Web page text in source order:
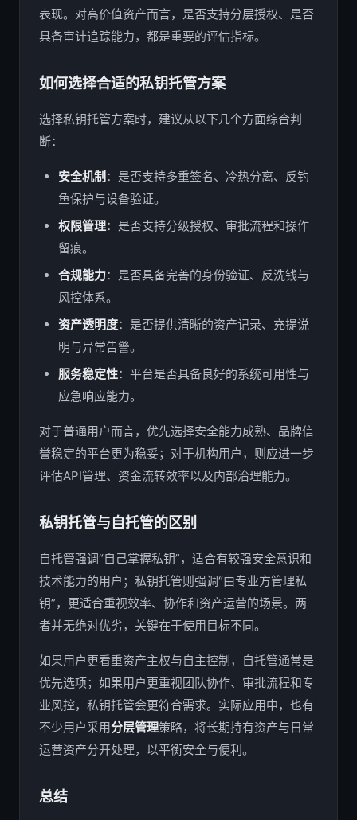
表现。对高价值资产而言，是否支持分层授权、是否
具备审计追踪能力，都是重要的评估指标。
如何选择合适的私钥托管方案
选择私钥托管方案时，建议从以下几个方面综合判
断：
安全机制 ：是否支持多重签名、冷热分离、反钓
鱼保护与设备验证。
权限管理：是否支持分级授权、审批流程和操作
留痕。
合规能力：是否具备完善的身份验证、反洗钱与
风控体系。
资产透明度：是否提供清晰的资产记录、充提说
明与异常告警。
服务稳定性：平台是否具备良好的系统可用性与
应急响应能力。
对于普通用户而言，优先选择安全能力成熟、品牌信
誉稳定的平台更为稳妥；对于机构用户，则应进一步
评估API管理、资金流转效率以及内部治理能力。
私钥托管与自托管的区别
自托管强调“自己掌握私钥”，适合有较强安全意识和
技术能力的用户；私钥托管则强调“由专业方管理私
钥”，更适合重视效率、协作和资产运营的场景。两
者并无绝对优劣，关键在于使用目标不同。
如果用户更看重资产主权与自主控制，自托管通常是
优先选项；如果用户更重视团队协作、审批流程和专
业风控，私钥托管会更符合需求。实际应用中，也有
不少用户采用分层管理策略，将长期持有资产与日常
运营资产分开处理，以平衡安全与便利。
总结